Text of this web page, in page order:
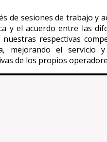
de sesiones de trabajo y
y el acuerdo entre las
respectivas
mejorando el
de los propios